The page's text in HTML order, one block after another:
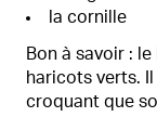
la cornille
Bon à savoir :
haricots verts.
croquant que